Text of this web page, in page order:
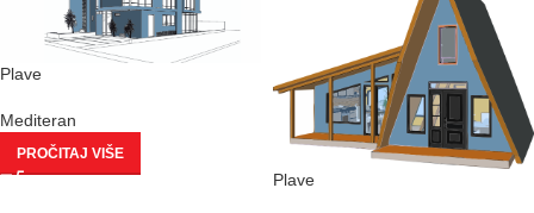
Plave
Mediteran
PROČITAJ VIŠE
Plave